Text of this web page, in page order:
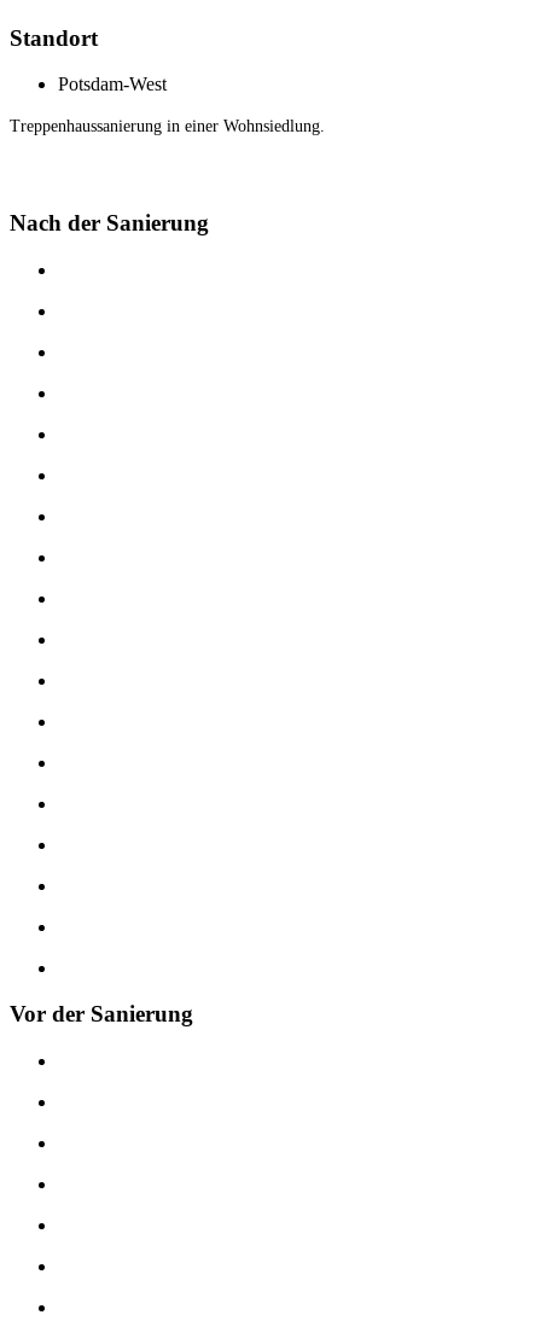
Standort
Potsdam-West
Treppenhaussanierung in einer Wohnsiedlung.
Nach der Sanierung
Vor der Sanierung